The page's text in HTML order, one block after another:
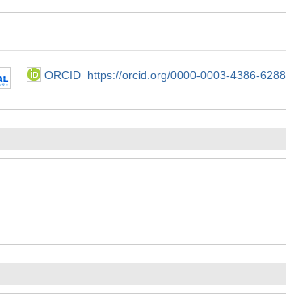
ORCID https://orcid.org/0000-0003-4386-6288